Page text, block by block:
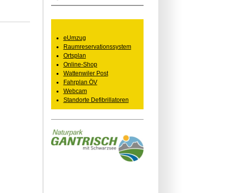
eUmzug
Raumreservationssystem
Ortsplan
Online-Shop
Wattenwiler Post
Fahrplan ÖV
Webcam
Standorte Defibrillatoren